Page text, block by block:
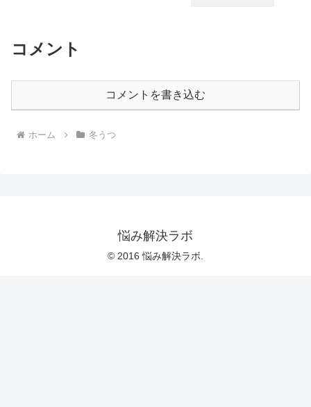
コメント
コメントを書き込む
ホーム 冬うつ
悩み解決ラボ
© 2016 悩み解決ラボ.